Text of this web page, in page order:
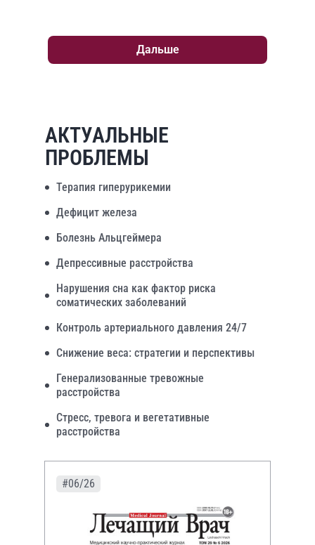
Дальше
АКТУАЛЬНЫЕ
ПРОБЛЕМЫ
Терапия гиперурикемии
Дефицит железа
Болезнь Альцгеймера
Депрессивные расстройства
Нарушения сна как фактор риска
соматических заболеваний
Контроль артериального давления 24/7
Снижение веса: стратегии и перспективы
Генерализованные тревожные
расстройства
Стресс, тревога и вегетативные
расстройства
#06/26